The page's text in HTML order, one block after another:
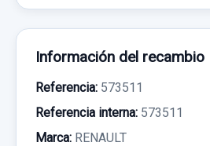
Información del recambio
Referencia: 573511
Referencia interna: 573511
Marca: RENAULT